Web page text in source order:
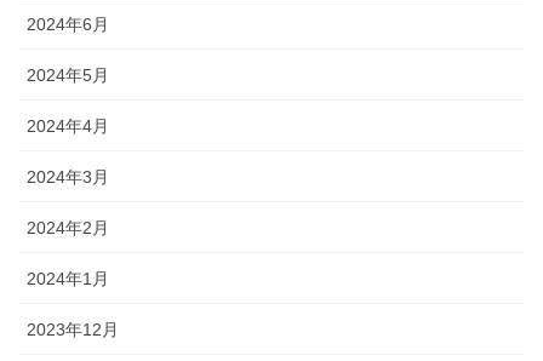
2024年6月
2024年5月
2024年4月
2024年3月
2024年2月
2024年1月
2023年12月